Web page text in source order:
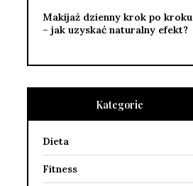
Makijaż dzienny krok po kroku
– jak uzyskać naturalny efekt?
Kategorie
Dieta
Fitness